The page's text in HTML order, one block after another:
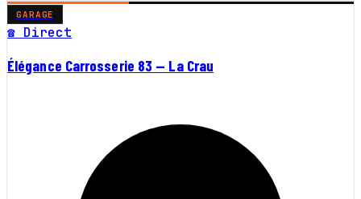
GARAGE
☎ Direct
Élégance Carrosserie 83 — La Crau